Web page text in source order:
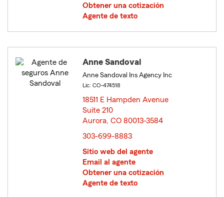
Obtener una cotización
Agente de texto
Anne Sandoval
Anne Sandoval Ins Agency Inc
Lic: CO-474518
18511 E Hampden Avenue
Suite 210
Aurora, CO 80013-3584
303-699-8883
Sitio web del agente
Email al agente
Obtener una cotización
Agente de texto